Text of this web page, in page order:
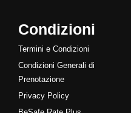
Condizioni
Termini e Condizioni
Condizioni Generali di
Prenotazione
Privacy Policy